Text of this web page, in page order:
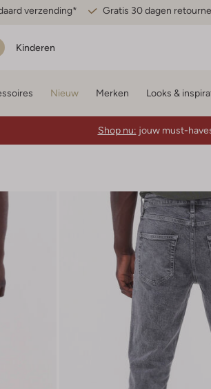
verzending* Gratis 30 dagen
Kinderen
Nieuw Merken Looks &
Shop nu: jouw must-